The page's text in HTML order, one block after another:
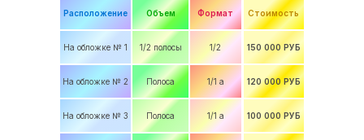
Расположение Объем Формат Стоимость
На обложке № 1 1/2 полосы 1/2 150 000 РУБ
На обложке № 2 Полоса 1/1 a 120 000 РУБ
На обложке № 3 Полоса 1/1 a 100 000 РУБ